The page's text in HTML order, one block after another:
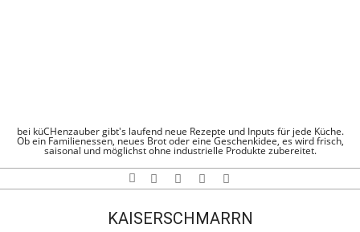
bei küCHenzauber gibt's laufend neue Rezepte und Inputs für jede Küche.
Ob ein Familienessen, neues Brot oder eine Geschenkidee, es wird frisch,
saisonal und möglichst ohne industrielle Produkte zubereitet.
Search
KAISERSCHMARRN